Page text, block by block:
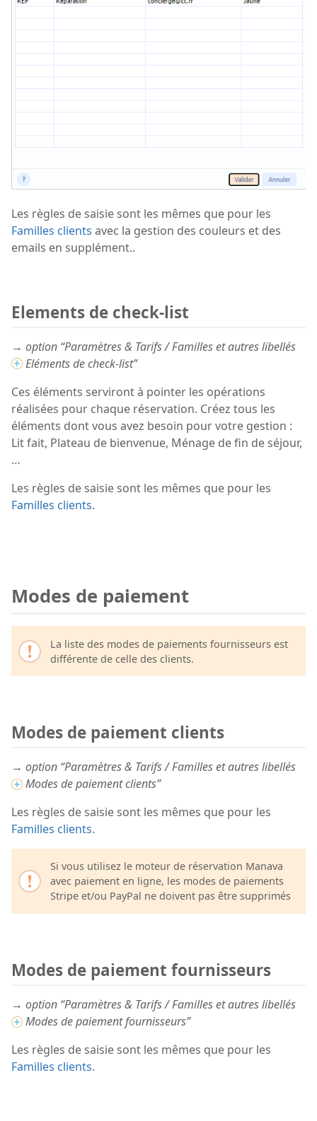
Les règles de saisie sont les mêmes que pour les
Familles clients avec la gestion des couleurs et des
emails en supplément..
Elements de check-list
→ option “Paramètres & Tarifs / Familles et autres libellés
Eléments de check-list”
Ces éléments serviront à pointer les opérations
réalisées pour chaque réservation. Créez tous les
éléments dont vous avez besoin pour votre gestion :
Lit fait, Plateau de bienvenue, Ménage de fin de séjour,
…
Les règles de saisie sont les mêmes que pour les
Familles clients.
Modes de paiement
La liste des modes de paiements fournisseurs est
différente de celle des clients.
Modes de paiement clients
→ option “Paramètres & Tarifs / Familles et autres libellés
Modes de paiement clients”
Les règles de saisie sont les mêmes que pour les
Familles clients.
Si vous utilisez le moteur de réservation Manava
avec paiement en ligne, les modes de paiements
Stripe et/ou PayPal ne doivent pas être supprimés
Modes de paiement fournisseurs
→ option “Paramètres & Tarifs / Familles et autres libellés
Modes de paiement fournisseurs”
Les règles de saisie sont les mêmes que pour les
Familles clients.